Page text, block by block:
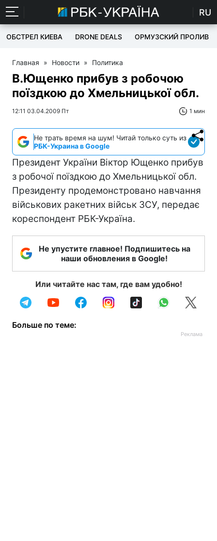
RU
ОБСТРЕЛ КИЕВА DRONE DEALS ОРМУЗСКИЙ ПРОЛИВ
Главная » Новости » Политика
В.Ющенко прибув з робочою
поїздкою до Хмельницької обл.
12:11 03.04.2009 Пт 1 мин
Не трать время на шум! Читай только суть из
РБК-Украина в Google
Президент України Віктор Ющенко прибув
з робочої поїздкою до Хмельницької обл.
Президенту продемонстровано навчання
військових ракетних військ ЗСУ, передає
кореспондент РБК-Україна.
Не упустите главное! Подпишитесь на
наши обновления в Google!
Или читайте нас там, где вам удобно!
Больше по теме: